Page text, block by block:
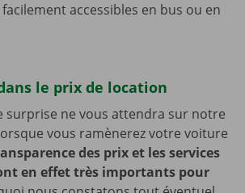
accessibles en bus ou en
le prix de location
surprise ne vous attendra sur notre
vous ramènerez votre voiture
des prix et les services
en effet très importants pour